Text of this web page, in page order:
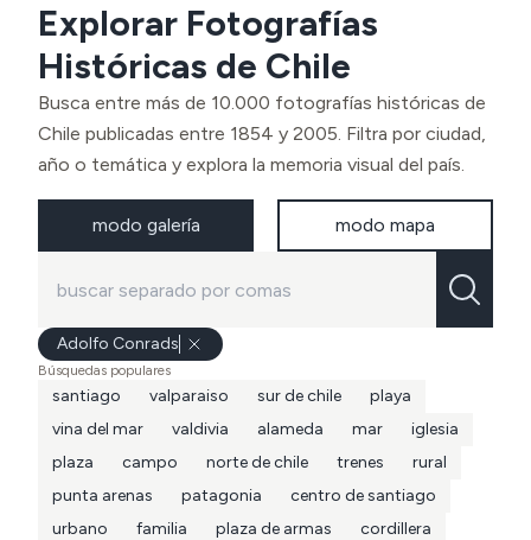
Explorar Fotografías
Históricas de Chile
Busca entre más de 10.000 fotografías históricas de
Chile publicadas entre 1854 y 2005. Filtra por ciudad,
año o temática y explora la memoria visual del país.
modo galería modo mapa
Adolfo Conrads
Búsquedas populares
santiago valparaiso sur de chile
playa
vina del mar
valdivia alameda mar
iglesia
plaza
campo norte de chile trenes
rural
punta arenas
patagonia
centro de santiago
urbano
familia plaza de armas
cordillera